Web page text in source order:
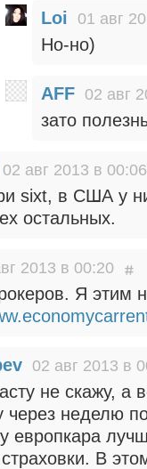
Loi 01 авг
Но-но)
AFF 02 авг
зато
02 авг 2013 в 00:06
sixt, в США у
остальных.
2013 в 00:20
Я этим
02 авг 2013 в
не скажу, а
через неделю
европкара
В